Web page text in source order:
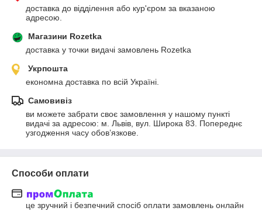
доставка до відділення або кур'єром за вказаною
адресою.
Магазини Rozetka
доставка у точки видачі замовлень Rozetka
Укрпошта
економна доставка по всій Україні.
Самовивіз
ви можете забрати своє замовлення у нашому пункті
видачі за адресою: м. Львів, вул. Широка 83. Попереднє
узгодження часу обов’язкове.
Способи оплати
це зручний і безпечний спосіб оплати замовлень онлайн